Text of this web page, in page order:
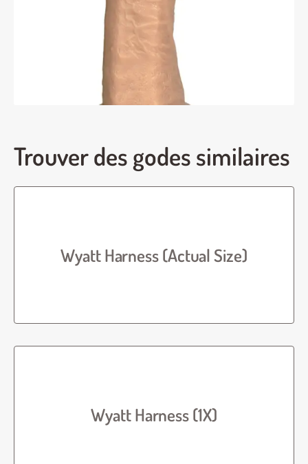
Trouver des godes similaires
Wyatt Harness (Actual Size)
Wyatt Harness (1X)